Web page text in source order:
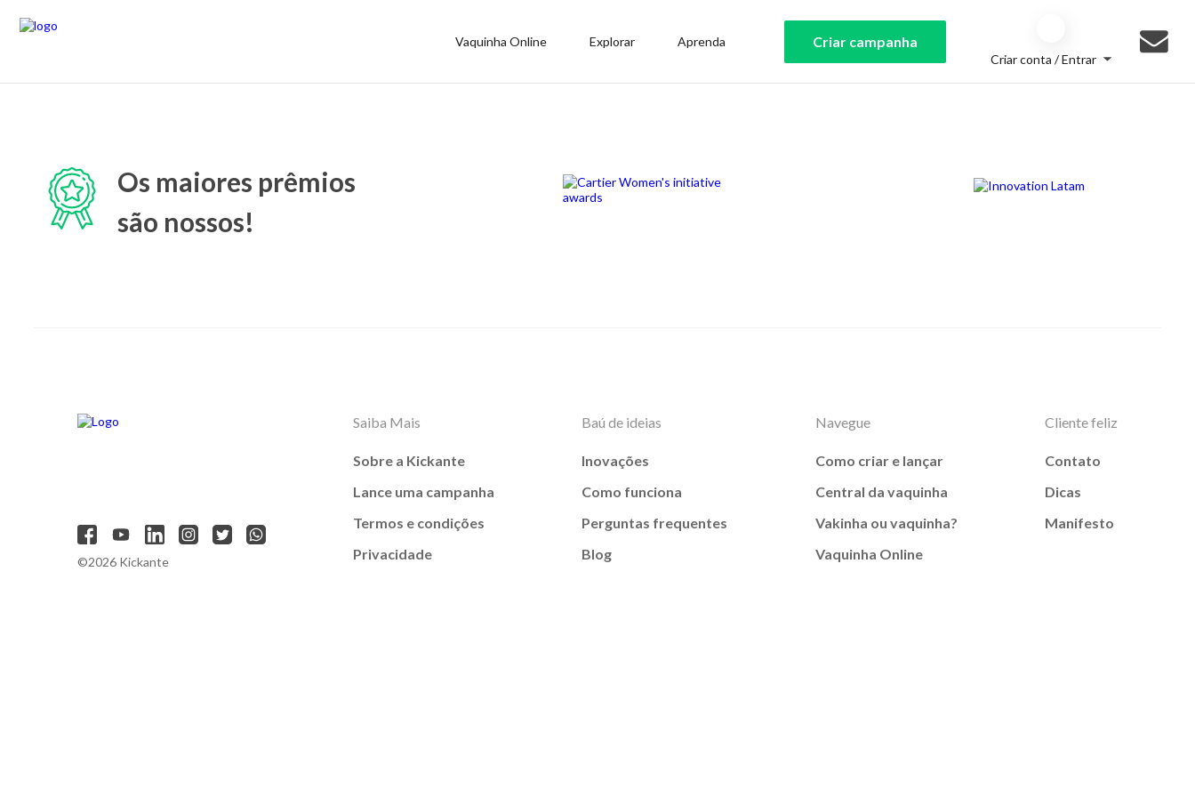
Vaquinha Online Explorar Aprenda Criar campanha
Criar conta / Entrar
Os maiores prêmios
são nossos!
©2026 Kickante
Saiba Mais
Sobre a Kickante
Lance uma campanha
Termos e condições
Privacidade
Baú de ideias
Inovações
Como funciona
Perguntas frequentes
Blog
Navegue
Como criar e lançar
Central da vaquinha
Vakinha ou vaquinha?
Vaquinha Online
Cliente feliz
Contato
Dicas
Manifesto